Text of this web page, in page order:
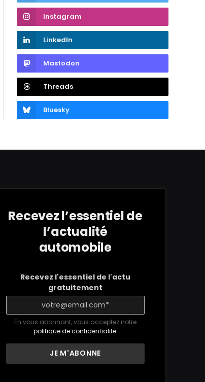
Instagram
LinkedIn
Mastodon
Threads
Bluesky
Recevez l’essentiel de
l’actualité
automobile
Recevez l'essentiel de l'actu
gratuitement
En vous abonnant, vous acceptez notre
politique de confidentialité.